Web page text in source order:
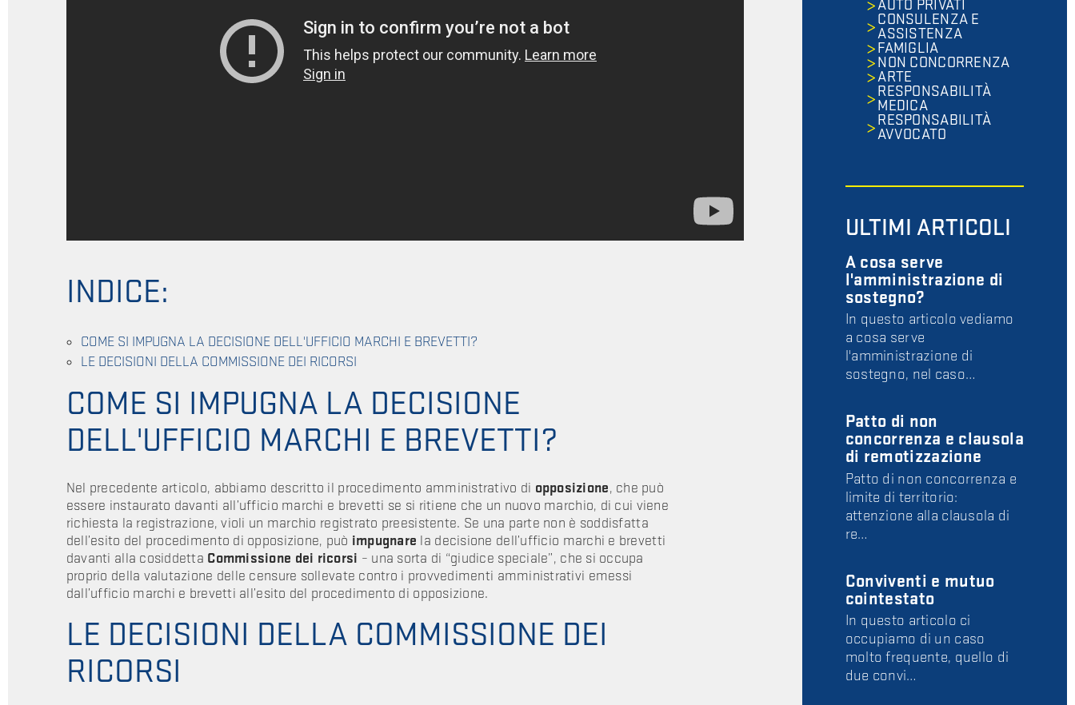
INDICE:
COME SI IMPUGNA LA DECISIONE DELL'UFFICIO MARCHI E BREVETTI?
LE DECISIONI DELLA COMMISSIONE DEI RICORSI
COME SI IMPUGNA LA DECISIONE
DELL'UFFICIO MARCHI E BREVETTI?
Nel precedente articolo, abbiamo descritto il procedimento amministrativo di opposizione, che può
essere instaurato davanti all’ufficio marchi e brevetti se si ritiene che un nuovo marchio, di cui viene
richiesta la registrazione, violi un marchio registrato preesistente. Se una parte non è soddisfatta
dell’esito del procedimento di opposizione, può impugnare la decisione dell’ufficio marchi e brevetti
davanti alla cosiddetta Commissione dei ricorsi – una sorta di “giudice speciale”, che si occupa
proprio della valutazione delle censure sollevate contro i provvedimenti amministrativi emessi
dall’ufficio marchi e brevetti all’esito del procedimento di opposizione.
LE DECISIONI DELLA COMMISSIONE DEI
RICORSI
AUTO PRIVATI
CONSULENZA E
ASSISTENZA
FAMIGLIA
NON CONCORRENZA
ARTE
RESPONSABILITÀ
MEDICA
RESPONSABILITÀ
AVVOCATO
ULTIMI ARTICOLI
A cosa serve
l'amministrazione di
sostegno?
In questo articolo vediamo
a cosa serve
l'amministrazione di
sostegno, nel caso…
Patto di non
concorrenza e clausola
di remotizzazione
Patto di non concorrenza e
limite di territorio:
attenzione alla clausola di
re…
Conviventi e mutuo
cointestato
In questo articolo ci
occupiamo di un caso
molto frequente, quello di
due convi…